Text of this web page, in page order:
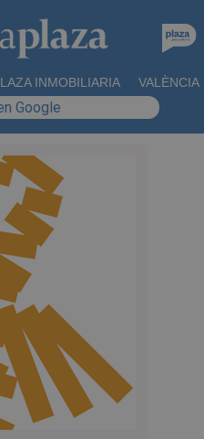
INMOBILIARIA VALÈNCIA
Google